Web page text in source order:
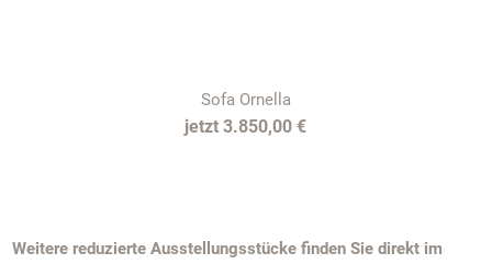
Sofa Ornella
3.850,00 €
Weitere reduzierte Ausstellungsstücke finden Sie direkt im